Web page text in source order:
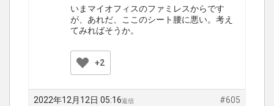
いまマイオフィスのファミレスからです
が、あれだ、ここのシート腰に悪い。考え
てみればそうか。
+2
2022年12月12日 05:16 #605
返信